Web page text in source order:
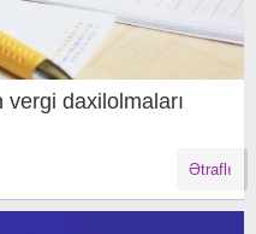
daxilolmaları
Ətraflı